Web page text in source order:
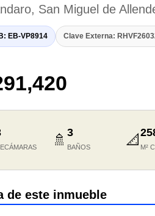
San Miguel de
EB-VP8914 Clave Externa:
🚿3
BAÑOS 📐M²
de este inmueble